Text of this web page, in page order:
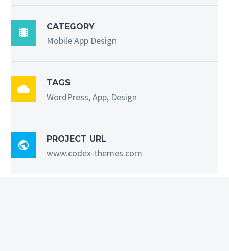

CATEGORY
Mobile App Design

TAGS
WordPress, App, Design

PROJECT URL
www.codex-themes.com